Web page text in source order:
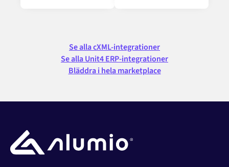
Se alla cXML-integrationer
Se alla Unit4 ERP-integrationer
Bläddra i hela marketplace